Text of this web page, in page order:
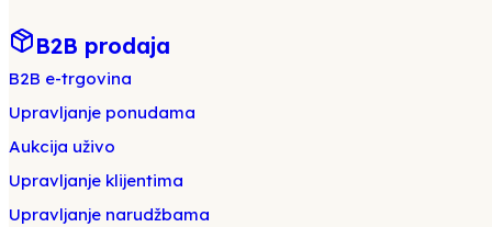
B2B prodaja
B2B e-trgovina
Upravljanje ponudama
Aukcija uživo
Upravljanje klijentima
Upravljanje narudžbama